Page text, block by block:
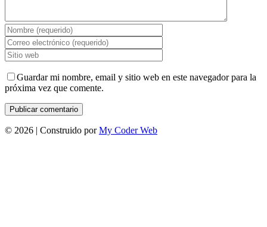
Guardar mi nombre, email y sitio web en este navegador para la
próxima vez que comente.
© 2026 | Construido porMy Coder Web